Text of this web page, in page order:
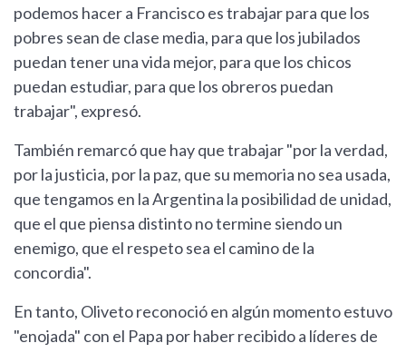
podemos hacer a Francisco es trabajar para que los
pobres sean de clase media, para que los jubilados
puedan tener una vida mejor, para que los chicos
puedan estudiar, para que los obreros puedan
trabajar", expresó.
También remarcó que hay que trabajar "por la verdad,
por la justicia, por la paz, que su memoria no sea usada,
que tengamos en la Argentina la posibilidad de unidad,
que el que piensa distinto no termine siendo un
enemigo, que el respeto sea el camino de la
concordia".
En tanto, Oliveto reconoció en algún momento estuvo
"enojada" con el Papa por haber recibido a líderes de